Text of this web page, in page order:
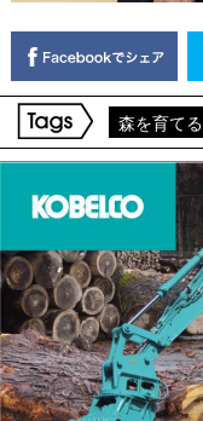
森を育てる